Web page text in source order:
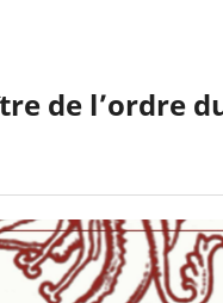
de l’ordre